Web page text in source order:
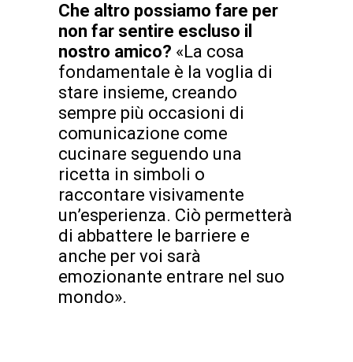
Che altro possiamo fare per
non far sentire escluso il
nostro amico? «La cosa
fondamentale è la voglia di
stare insieme, creando
sempre più occasioni di
comunicazione come
cucinare seguendo una
ricetta in simboli o
raccontare visivamente
un’esperienza. Ciò permetterà
di abbattere le barriere e
anche per voi sarà
emozionante entrare nel suo
mondo».